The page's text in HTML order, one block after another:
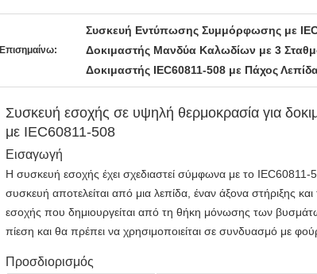
Επισημαίνω:
Συσκευή Εντύπωσης Συμμόρφωσης με
Δοκιμαστής Μανδύα Καλωδίων με 3
Δοκιμαστής IEC60811-508 με Πάχος
Συσκευή εσοχής σε υψηλή θερμοκρασία για
με IEC60811-508
Εισαγωγή
Η συσκευή εσοχής έχει σχεδιαστεί σύμφωνα με το
συσκευή αποτελείται από μια λεπίδα, έναν άξονα στήριξης και
εσοχής που δημιουργείται από τη θήκη μόνωσης των
πίεση και θα πρέπει να χρησιμοποιείται σε συνδυασμό με
Προσδιορισμός